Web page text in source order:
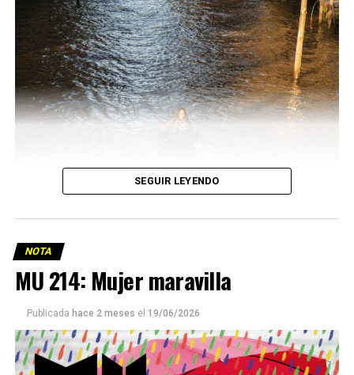
Este número 215 de MU ☝️viene con doble tapa, que
SEGUIR LEYENDO
NOTA
MU 214: Mujer maravilla
Publicada hace 2 meses el 19/06/2026